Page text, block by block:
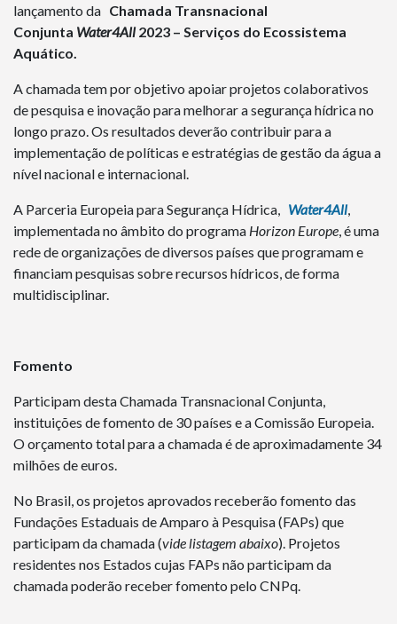
lançamento da Chamada Transnacional
Conjunta Water4All2023 – Serviços do Ecossistema
Aquático.
A chamada tem por objetivo apoiar projetos colaborativos
de pesquisa e inovação para melhorar a segurança hídrica no
longo prazo. Os resultados deverão contribuir para a
implementação de políticas e estratégias de gestão da água a
nível nacional e internacional.
A Parceria Europeia para Segurança Hídrica, Water4All,
implementada no âmbito do programa Horizon Europe , é uma
rede de organizações de diversos países que programam e
financiam pesquisas sobre recursos hídricos, de forma
multidisciplinar.
Fomento
Participam desta Chamada Transnacional Conjunta,
instituições de fomento de 30 países e a Comissão Europeia.
O orçamento total para a chamada é de aproximadamente 34
milhões de euros.
No Brasil, os projetos aprovados receberão fomento das
Fundações Estaduais de Amparo à Pesquisa (FAPs) que
participam da chamada (vide listagem abaixo). Projetos
residentes nos Estados cujas FAPs não participam da
chamada poderão receber fomento pelo CNPq.